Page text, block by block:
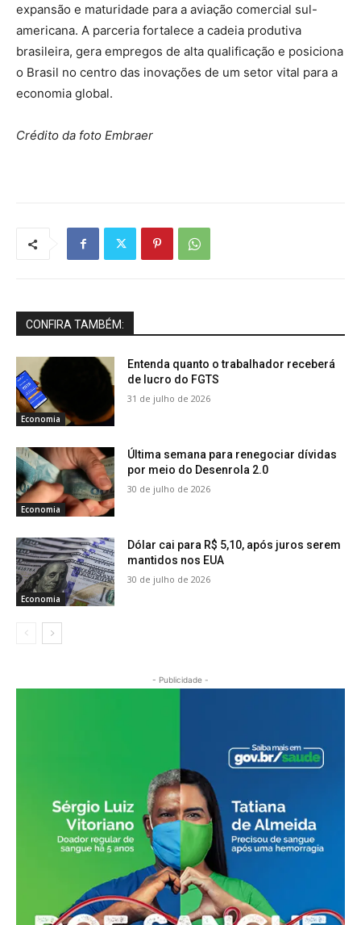
expansão e maturidade para a aviação comercial sul-
americana. A parceria fortalece a cadeia produtiva
brasileira, gera empregos de alta qualificação e posiciona
o Brasil no centro das inovações de um setor vital para a
economia global.
Crédito da foto Embraer
CONFIRA TAMBÉM:
Economia
Entenda quanto o trabalhador receberá
de lucro do FGTS
31 de julho de 2026
Economia
Última semana para renegociar dívidas
por meio do Desenrola 2.0
30 de julho de 2026
Economia
Dólar cai para R$ 5,10, após juros serem
mantidos nos EUA
30 de julho de 2026
- Publicidade -